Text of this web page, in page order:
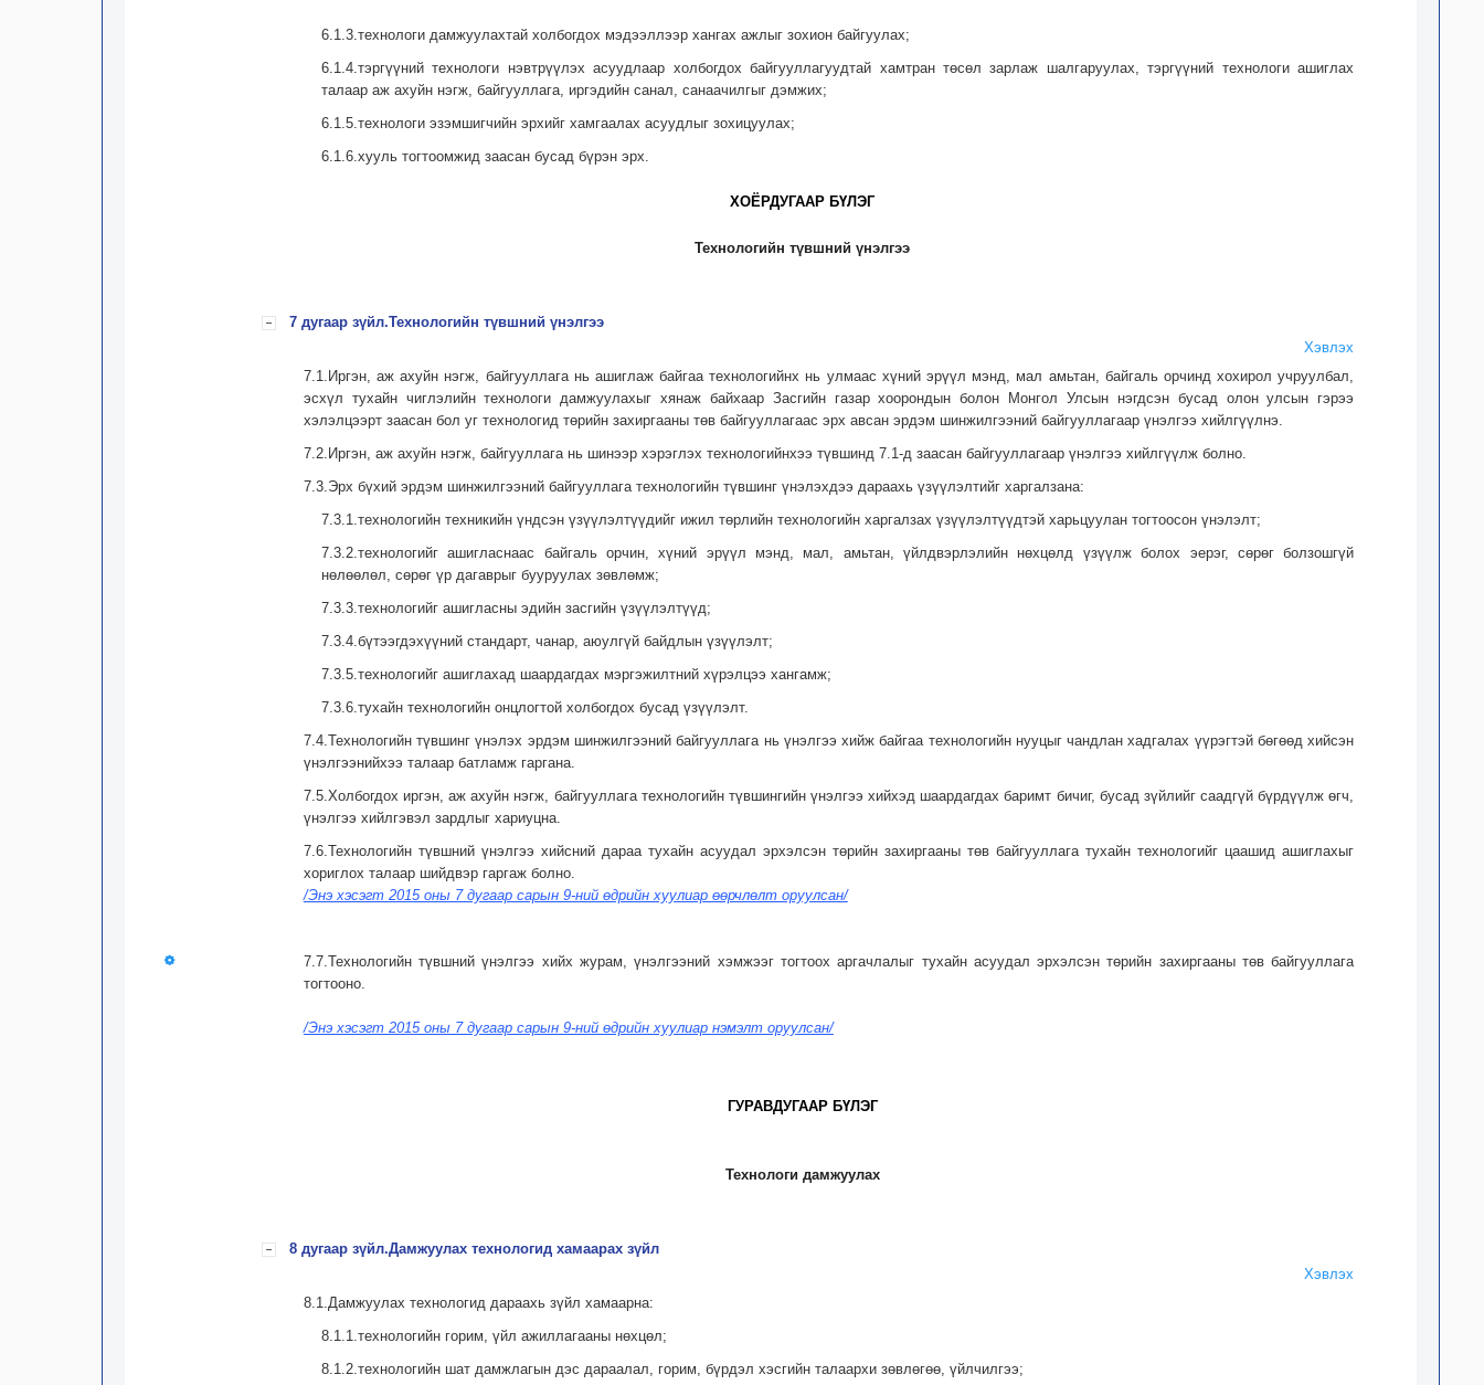
6.1.3.технологи дамжуулахтай холбогдох мэдээллээр хангах ажлыг зохион байгуулах;
6.1.4.тэргүүний технологи нэвтрүүлэх асуудлаар хол­богдох байгууллагуудтай хамтран төсөл зарлаж шалгаруу­лах, тэргүүний технологи ашиглах
талаар аж ахуйн нэгж, байгууллага, иргэдийн санал, санаачилгыг дэмжих;
6.1.5.технологи эзэмшигчийн эрхийг хамгаалах асуудлыг зохицуулах;
6.1.6.хууль тогтоомжид заасан бусад бүрэн эрх.
ХОЁРДУГААР БҮЛЭГ
Технологийн түвшний үнэлгээ
7 дугаар зүйл.Технологийн түвшний үнэлгээ
Хэвлэх
7.1.Иргэн, аж ахуйн нэгж, байгууллага нь ашиглаж байгаа технологийнх нь улмаас хүний эрүүл мэнд, мал амьтан, байгаль орчинд хохирол учруулбал,
эсхүл тухайн чиглэлийн технологи дамжуулахыг хянаж байхаар Засгийн газар хоорондын болон Монгол Улсын нэгдсэн бусад олон улсын гэрээ
хэлэлцээрт заасан бол уг технологид төрийн захиргааны төв байгууллагаас эрх авсан эрдэм шинжилгээний байгууллагаар үнэлгээ хийлгүүлнэ.
7.2.Иргэн, аж ахуйн нэгж, байгууллага нь шинээр хэрэглэх технологийнхээ түвшинд 7.1-д заасан байгууллагаар үнэлгээ хийлгүүлж болно.
7.3.Эрх бүхий эрдэм шинжилгээний байгууллага технологийн түвшинг үнэлэхдээ дараахь үзүүлэлтийг харгалзана:
7.3.1.технологийн техникийн үндсэн үзүүлэлтүүдийг ижил төрлийн технологийн харгалзах үзүүлэлтүүдтэй харь­цуулан тогтоосон үнэлэлт;
7.3.2.технологийг ашигласнаас байгаль орчин, хүний эрүүл мэнд, мал, амьтан, үйлдвэрлэлийн нөхцөлд үзүүлж болох эерэг, сөрөг болзошгүй
нөлөөлөл, сөрөг үр дагаврыг бууруулах зөвлөмж;
7.3.3.технологийг ашигласны эдийн засгийн үзүүлэлтүүд;
7.3.4.бүтээгдэхүүний стандарт, чанар, аюулгүй байдлын үзүүлэлт;
7.3.5.технологийг ашиглахад шаардагдах мэргэжилтний хүрэлцээ хан­гамж;
7.3.6.тухайн технологийн онцлогтой холбогдох бусад үзүүлэлт.
7.4.Технологийн түвшинг үнэлэх эрдэм шинжилгээний байгууллага нь үнэлгээ хийж байгаа технологийн нууцыг чандлан хадгалах үүрэгтэй бөгөөд хийсэн
үнэлгээнийхээ талаар батламж гаргана.
7.5.Холбогдох иргэн, аж ахуйн нэгж, байгууллага технологийн түвшингийн үнэлгээ хийхэд шаардагдах баримт бичиг, бусад зүйлийг саадгүй бүрдүүлж өгч,
үнэлгээ хийлгэвэл зардлыг хариуцна.
7.6.Технологийн түвшний үнэлгээ хийсний дараа тухайн асуудал эрхэлсэн төрийн захиргааны төв байгууллага тухайн технологийг цаашид ашиглахыг
хориглох талаар шийдвэр гаргаж болно.
/Энэ хэсэгт 2015 оны 7 дугаар сарын 9-ний өдрийн хуулиар өөрчлөлт оруулсан/
7.7.Технологийн түвшний үнэлгээ хийх журам, үнэлгээний хэмжээг тогтоох аргачлалыг тухайн асуудал эрхэлсэн төрийн захиргааны төв байгууллага
тогтооно.
/Энэ хэсэгт 2015 оны 7 дугаар сарын 9-ний өдрийн хуулиар нэмэлт оруулсан/
ГУРАВДУГААР БҮЛЭГ
Технологи дамжуулах
8 дугаар зүйл.Дамжуулах технологид хамаарах зүйл
Хэвлэх
8.1.Дамжуулах технологид дараахь зүйл хамаарна:
8.1.1.технологийн горим, үйл ажиллагааны нөхцөл;
8.1.2.технологийн шат дамжлагын дэс дараалал, горим, бүрдэл хэсгийн талаархи зөвлөгөө, үйлчилгээ;